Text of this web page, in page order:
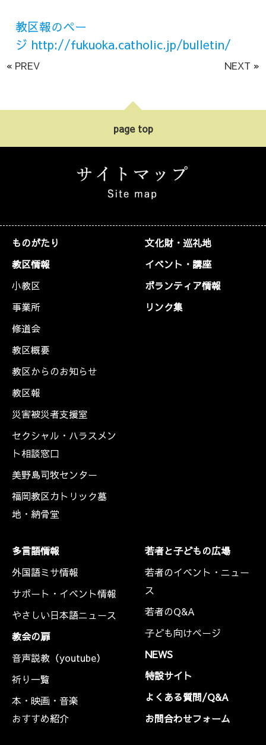
教区報のペー
ジ http://fukuoka.catholic.jp/bulletin/
« PREV NEXT »
page top
ものがたり
教区情報
小教区
事業所
修道会
教区概要
教区からのお知らせ
教区報
災害被災者支援室
セクシャル・ハラスメン
ト相談窓口
美野島司牧センター
福岡教区カトリック墓
地・納骨堂
文化財・巡礼地
イベント・講座
ボランティア情報
リンク集
多言語情報
外国語ミサ情報
サポート・イベント情報
やさしい日本語ニュース
教会の扉
音声説教（youtube）
祈り一覧
本・映画・音楽
おすすめ紹介
若者と子どもの広場
若者のイベント・ニュー
ス
若者のQ&A
子ども向けページ
NEWS
特設サイト
よくある質問/Q&A
お問合わせフォーム